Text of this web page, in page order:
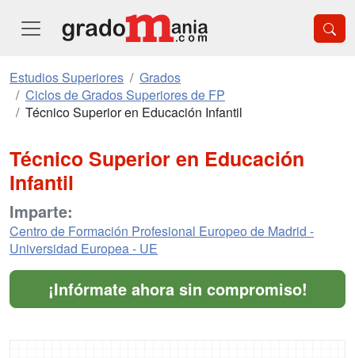
Estudios Superiores
Grados
Ciclos de Grados Superiores de FP
Técnico Superior en Educación Infantil
Técnico Superior en Educación
Infantil
Imparte:
Centro de Formación Profesional Europeo de Madrid -
Universidad Europea - UE
¡Infórmate ahora sin compromiso!